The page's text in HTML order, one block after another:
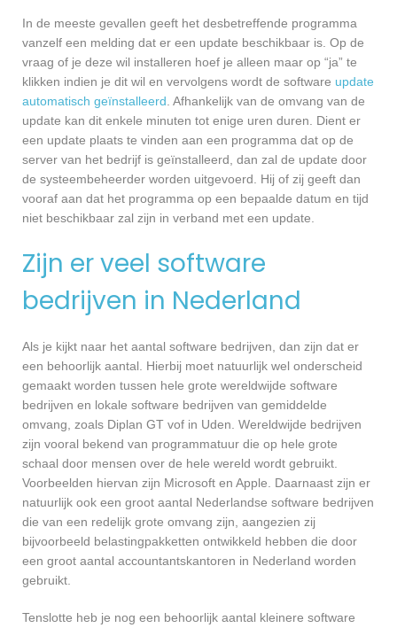
In de meeste gevallen geeft het desbetreffende programma
vanzelf een melding dat er een update beschikbaar is. Op de
vraag of je deze wil installeren hoef je alleen maar op “ja” te
klikken indien je dit wil en vervolgens wordt de software update
automatisch geïnstalleerd. Afhankelijk van de omvang van de
update kan dit enkele minuten tot enige uren duren. Dient er
een update plaats te vinden aan een programma dat op de
server van het bedrijf is geïnstalleerd, dan zal de update door
de systeembeheerder worden uitgevoerd. Hij of zij geeft dan
vooraf aan dat het programma op een bepaalde datum en tijd
niet beschikbaar zal zijn in verband met een update.
Zijn er veel software
bedrijven in Nederland
Als je kijkt naar het aantal software bedrijven, dan zijn dat er
een behoorlijk aantal. Hierbij moet natuurlijk wel onderscheid
gemaakt worden tussen hele grote wereldwijde software
bedrijven en lokale software bedrijven van gemiddelde
omvang, zoals Diplan GT vof in Uden. Wereldwijde bedrijven
zijn vooral bekend van programmatuur die op hele grote
schaal door mensen over de hele wereld wordt gebruikt.
Voorbeelden hiervan zijn Microsoft en Apple. Daarnaast zijn er
natuurlijk ook een groot aantal Nederlandse software bedrijven
die van een redelijk grote omvang zijn, aangezien zij
bijvoorbeeld belastingpakketten ontwikkeld hebben die door
een groot aantal accountantskantoren in Nederland worden
gebruikt.
Tenslotte heb je nog een behoorlijk aantal kleinere software